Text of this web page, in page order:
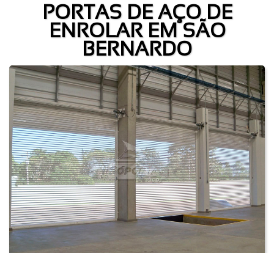
PORTAS DE AÇO DE
ENROLAR EM SÃO
BERNARDO